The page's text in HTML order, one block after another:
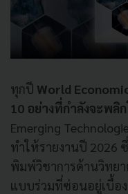
ทุกปี World
10 อย่างที่กำลังจะพลิ
Emerging
ทำให้รายงานปี 2026
พิมพ์วิชาการด้านวิทย
แบบร่วมที่ซ่อนอยู่เบื้อง